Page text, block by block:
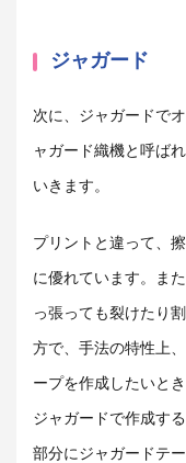
ジャガード
次に、ジャガードで
ャガード織機と呼ば
いきます。
プリントと違って、
に優れています。ま
っ張っても裂けたり
方で、手法の特性上
ープを作成したいと
ジャガードで作成す
部分にジャガードテ